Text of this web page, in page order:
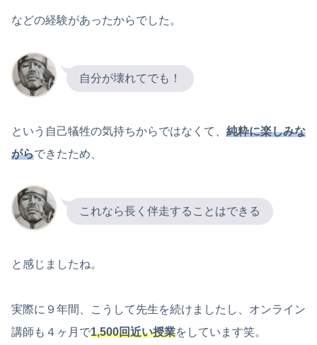
などの経験があったからでした。
自分が壊れてでも！
という自己犠牲の気持ちからではなくて、 純粋に楽しみな
がらできたため、
これなら長く伴走することはできる
と感じましたね。
実際に９年間、こうして先生を続けましたし、オンライン
講師も４ヶ月で1,500回近い授業をしています笑。